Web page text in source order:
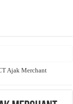
Ajak Merchant